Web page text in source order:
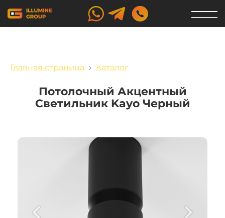
Главная страница › Каталог
Потолочный Акцентный
Светильник Kayo Черный